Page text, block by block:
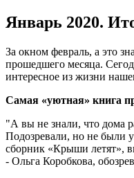
Январь 2020.
За окном февраль, а это
прошедшего месяца.
интересное из жизни
Самая «уютная» книга
"А вы не знали, что дома
Подозревали, но не были
сборник «Крыши летят»,
- Ольга Коробкова,